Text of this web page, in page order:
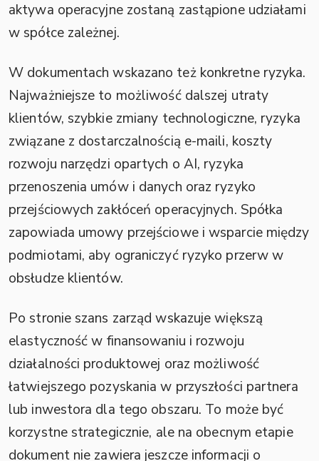
aktywa operacyjne zostaną zastąpione udziałami
w spółce zależnej.
W dokumentach wskazano też konkretne ryzyka.
Najważniejsze to możliwość dalszej utraty
klientów, szybkie zmiany technologiczne, ryzyka
związane z dostarczalnością e-maili, koszty
rozwoju narzędzi opartych o AI, ryzyka
przenoszenia umów i danych oraz ryzyko
przejściowych zakłóceń operacyjnych. Spółka
zapowiada umowy przejściowe i wsparcie między
podmiotami, aby ograniczyć ryzyko przerw w
obsłudze klientów.
Po stronie szans zarząd wskazuje większą
elastyczność w finansowaniu i rozwoju
działalności produktowej oraz możliwość
łatwiejszego pozyskania w przyszłości partnera
lub inwestora dla tego obszaru. To może być
korzystne strategicznie, ale na obecnym etapie
dokument nie zawiera jeszcze informacji o